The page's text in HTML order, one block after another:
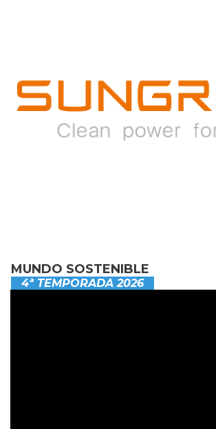
MUNDO SOSTENIBLE
4ª TEMPORADA 2026